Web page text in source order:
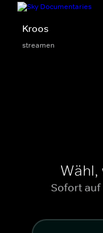
Kroos
streamen
Wähl,
Sofort auf